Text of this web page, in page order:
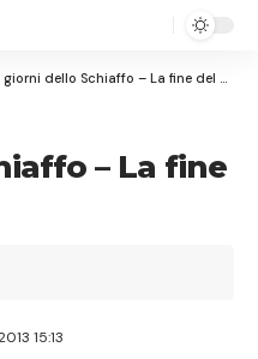
Resizer
giorni dello Schiaffo – La fine del Medioevo
– La fine
15:13